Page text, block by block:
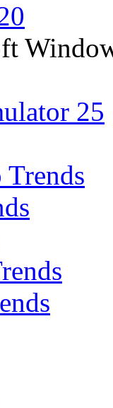
25
Trends